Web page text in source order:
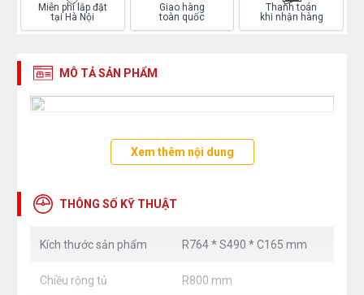
Miễn phí lắp đặt
tại Hà Nội
Giao hàng
toàn quốc
Thanh toán
khi nhận hàng
MÔ TẢ SẢN PHẨM
Xem thêm nội dung
THÔNG SỐ KỸ THUẬT
Kích thước sản phẩm R764 * S490 * C165 mm
Chiều rộng tủ R800 mm